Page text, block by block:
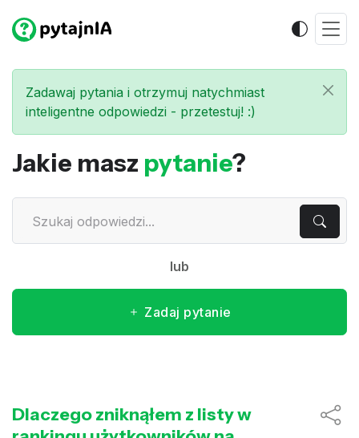
Zadawaj pytania i otrzymuj natychmiast
inteligentne odpowiedzi - przetestuj! :)
Jakie masz pytanie?
lub
Zadaj pytanie
Dlaczego zniknąłem z listy w